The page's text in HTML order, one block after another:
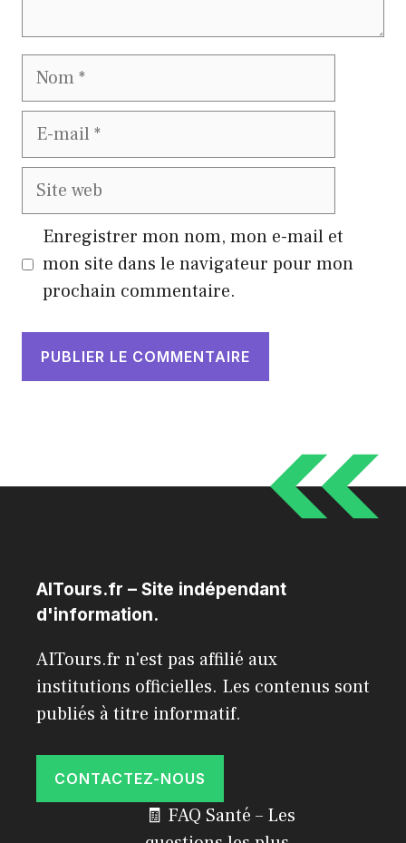
Nom
E-
Site
Enregistrer mon nom, mon e-mail et
mon site dans le navigateur pour mon
prochain commentaire.
AITours.fr – Site indépendant
d'information.
AITours.fr n'est pas affilié aux
institutions officielles. Les contenus sont
publiés à titre informatif.
CONTACTEZ-NOUS
🧾 FAQ Santé – Les